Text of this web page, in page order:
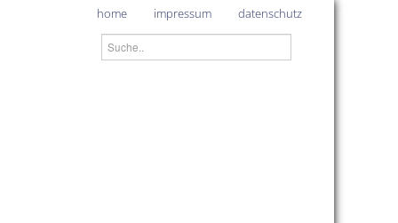
home impressum datenschutz